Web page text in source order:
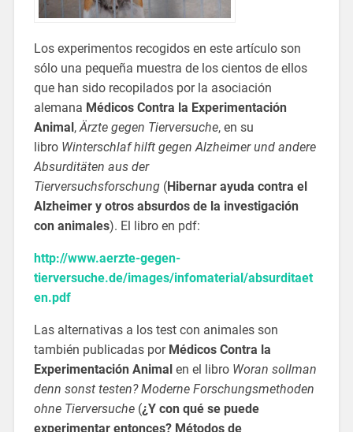
Los experimentos recogidos en este artículo son
sólo una pequeña muestra de los cientos de ellos
que han sido recopilados por la asociación
alemana Médicos Contra la Experimentación
Animal,Ärzte gegen Tierversuche, en su
libro Winterschlaf hilft gegen Alzheimer und andere
Absurditäten aus der
Tierversuchsforschung (Hibernar ayuda contra el
Alzheimer y otros absurdos de la investigación
con animales). El libro en pdf:
http://www.aerzte-gegen-
tierversuche.de/images/infomaterial/absurditaet
en.pdf
Las alternativas a los test con animales son
también publicadas porMédicos Contra la
Experimentación Animalen el libro Woran sollman
denn sonst testen? Moderne Forschungsmethoden
ohne Tierversuche(¿Y con qué se puede
experimentar entonces? Métodos de